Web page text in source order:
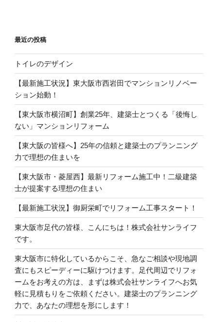
最近の投稿
トイレのデザイン
【最新施工状況】東大阪市西岩田でマンションリノベー
ション始動！
【東大阪市横沼町】創業25年、建築士とつくる「後悔し
ない」マンションリフォーム
【東大阪の皆様へ】25年の信頼と建築士のプランニング
力で理想の住まいを
【東大阪市・菱屋西】最新リフォーム施工中！二級建築
士が提案する理想の住まい
【最新施工状況】御厨栄町でリフォーム工事スタート！
東大阪市足代の皆様、こんにちは！株式会社サンライフ
です。
東大阪市に特化しているからこそ、急なご相談や現地調
査にもスピーディーに駆けつけます。足代周辺でリフォ
ームをお考えの方は、まずは株式会社サンライフへお気
軽に見積もりをご依頼ください。建築士のプランニング
力で、あなたの理想を形にします！